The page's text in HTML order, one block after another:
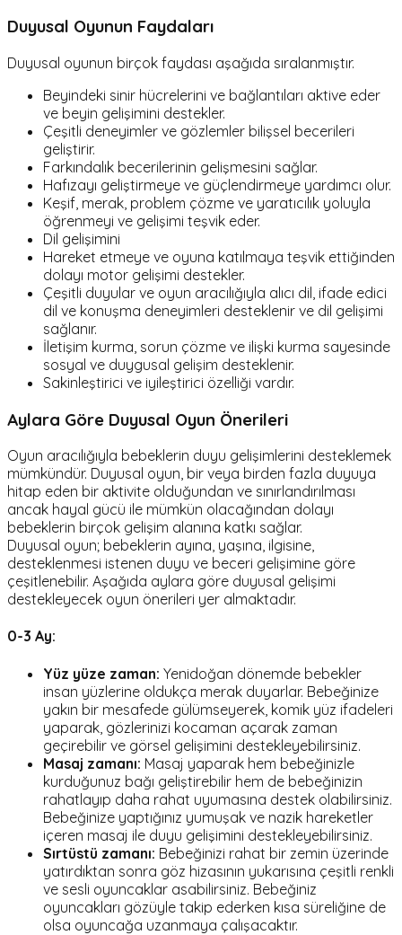
Duyusal Oyunun Faydaları
Duyusal oyunun birçok faydası aşağıda sıralanmıştır.
Beyindeki sinir hücrelerini ve bağlantıları aktive eder
ve beyin gelişimini destekler.
Çeşitli deneyimler ve gözlemler bilişsel becerileri
geliştirir.
Farkındalık becerilerinin gelişmesini sağlar.
Hafızayı geliştirmeye ve güçlendirmeye yardımcı olur.
Keşif, merak, problem çözme ve yaratıcılık yoluyla
öğrenmeyi ve gelişimi teşvik eder.
Dil gelişimini
Hareket etmeye ve oyuna katılmaya teşvik ettiğinden
dolayı motor gelişimi destekler.
Çeşitli duyular ve oyun aracılığıyla alıcı dil, ifade edici
dil ve konuşma deneyimleri desteklenir ve dil gelişimi
sağlanır.
İletişim kurma, sorun çözme ve ilişki kurma sayesinde
sosyal ve duygusal gelişim desteklenir.
Sakinleştirici ve iyileştirici özelliği vardır.
Aylara Göre Duyusal Oyun Önerileri
Oyun aracılığıyla bebeklerin duyu gelişimlerini desteklemek
mümkündür. Duyusal oyun, bir veya birden fazla duyuya
hitap eden bir aktivite olduğundan ve sınırlandırılması
ancak hayal gücü ile mümkün olacağından dolayı
bebeklerin birçok gelişim alanına katkı sağlar.
Duyusal oyun; bebeklerin ayına, yaşına, ilgisine,
desteklenmesi istenen duyu ve beceri gelişimine göre
çeşitlenebilir. Aşağıda aylara göre duyusal gelişimi
destekleyecek oyun önerileri yer almaktadır.
0-3 Ay:
Yüz yüze zaman: Yenidoğan dönemde bebekler
insan yüzlerine oldukça merak duyarlar. Bebeğinize
yakın bir mesafede gülümseyerek, komik yüz ifadeleri
yaparak, gözlerinizi kocaman açarak zaman
geçirebilir ve görsel gelişimini destekleyebilirsiniz.
Masaj zamanı: Masaj yaparak hem bebeğinizle
kurduğunuz bağı geliştirebilir hem de bebeğinizin
rahatlayıp daha rahat uyumasına destek olabilirsiniz.
Bebeğinize yaptığınız yumuşak ve nazik hareketler
içeren masaj ile duyu gelişimini destekleyebilirsiniz.
Sırtüstü zamanı: Bebeğinizi rahat bir zemin üzerinde
yatırdıktan sonra göz hizasının yukarısına çeşitli renkli
ve sesli oyuncaklar asabilirsiniz. Bebeğiniz
oyuncakları gözüyle takip ederken kısa süreliğine de
olsa oyuncağa uzanmaya çalışacaktır.